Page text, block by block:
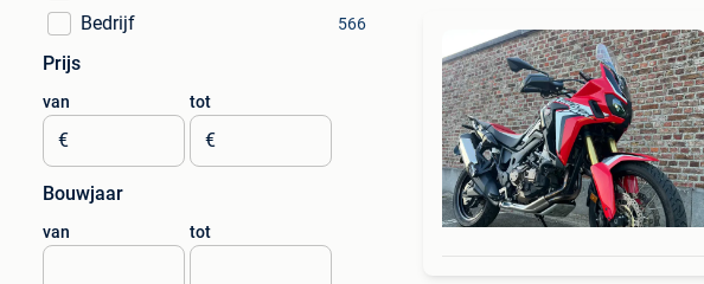
Bedrijf 566
Prijs
van
€
tot
€
Bouwjaar
van tot